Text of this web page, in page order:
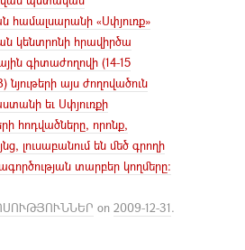
համալսարանի «Սփյուռք»
կենտրոնի հրավիրծա
գիտաժողովի (14-15
նյութերի այս ժողովածուն
եւ Սփյուռքի
հոդվածները, որոնք,
լուսաբանում են մեծ գրողի
տարբեր կողմերը:
on 2009-12-31.